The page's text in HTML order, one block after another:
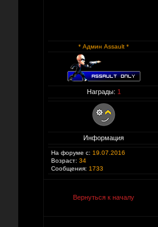
* Админ Assault *
Награды: 1
Информация
На форуме с: 19.07.2016
Возраст: 34
Сообщения: 1733
Вернуться к началу